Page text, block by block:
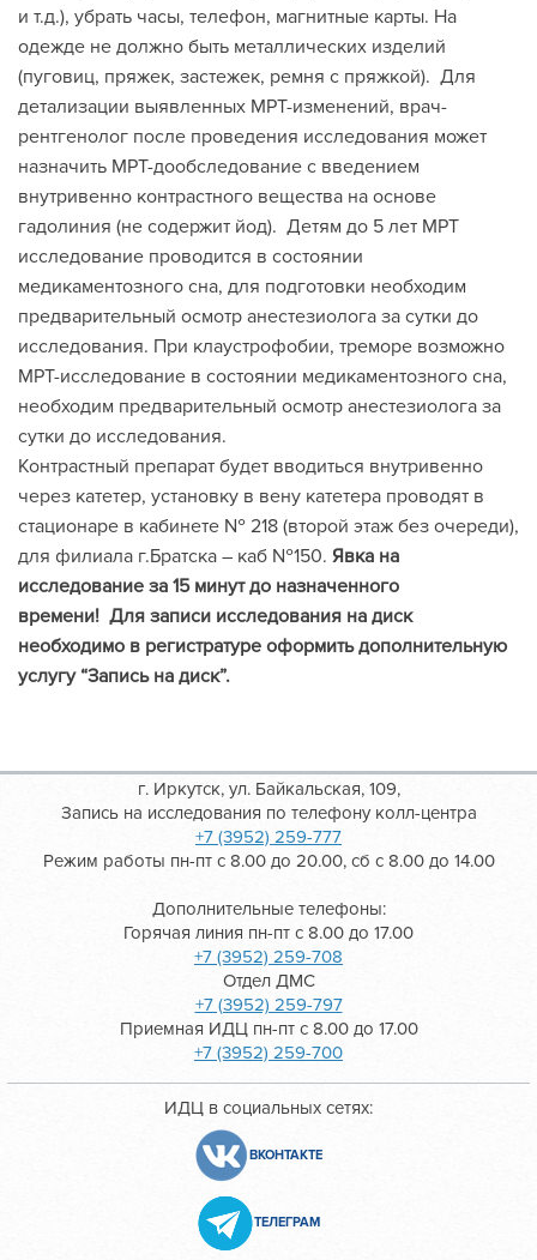
и т.д.), убрать часы, телефон, магнитные карты. На
одежде не должно быть металлических изделий
(пуговиц, пряжек, застежек, ремня с пряжкой). Для
детализации выявленных МРТ-изменений, врач-
рентгенолог после проведения исследования может
назначить МРТ-дообследование с введением
внутривенно контрастного вещества на основе
гадолиния (не содержит йод). Детям до 5 лет МРТ
исследование проводится в состоянии
медикаментозного сна, для подготовки необходим
предварительный осмотр анестезиолога за сутки до
исследования. При клаустрофобии, треморе возможно
МРТ-исследование в состоянии медикаментозного сна,
необходим предварительный осмотр анестезиолога за
сутки до исследования.
Контрастный препарат будет вводиться внутривенно
через катетер, установку в вену катетера проводят в
стационаре в кабинете № 218 (второй этаж без очереди),
для филиала г.Братска – каб №150. Явка на
исследование за 15 минут до назначенного
времени! Для записи исследования на диск
необходимо в регистратуре оформить дополнительную
услугу “Запись на диск”.
г. Иркутск, ул. Байкальская, 109,
Запись на исследования по телефону колл-центра
+7 (3952) 259-777
Режим работы пн-пт с 8.00 до 20.00, сб с 8.00 до 14.00
Дополнительные телефоны:
Горячая линия пн-пт с 8.00 до 17.00
+7 (3952) 259-708
Отдел ДМС
+7 (3952) 259-797
Приемная ИДЦ пн-пт с 8.00 до 17.00
+7 (3952) 259-700
ИДЦ в социальных сетях:
ВКОНТАКТЕ
ТЕЛЕГРАМ